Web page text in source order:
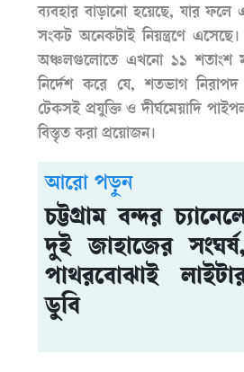
ব্যবহার বাড়ানো হয়েছে, যার
সংকট অনেকটাই নিয়ন্ত্রণে
অঞ্চলগুলোতে এখনো ১১ শতাংশ
নির্দেশ করে যে, শতভাগ
টেকসই প্রযুক্তি ও দীর্ঘমেয়াদি
বিস্তৃত করা প্রয়োজন।
আরো পড়ুন
চট্টগ্রাম বন্দর
দুই জাহাজের
পাথরবোঝাই
ডুবি